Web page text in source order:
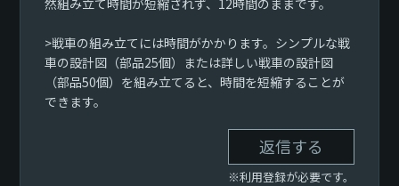
>戦車の組み立てには時間がかかります。シンプルな戦
車の設計図（部品25個）または詳しい戦車の設計図
（部品50個）を組み立てると、時間を短縮することが
できます。
返信する
※利用登録が必要です。